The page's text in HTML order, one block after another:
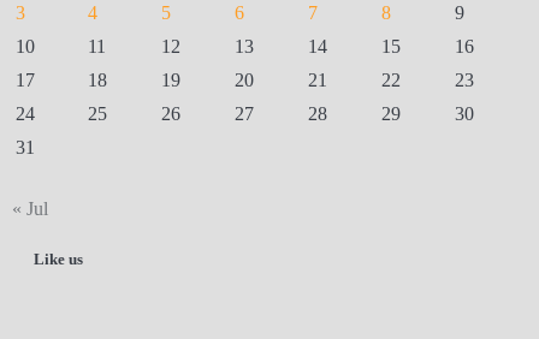
3
4 5 6 7 8
9
10
11 12 13 14 15
16
17
18 19 20 21 22
23
24
25 26 27 28 29
30
31
« Jul
Like us